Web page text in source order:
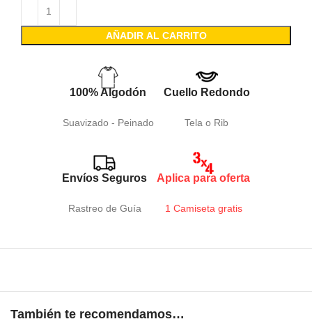
AÑADIR AL CARRITO
100% Algodón
Suavizado - Peinado
Cuello Redondo
Tela o Rib
Envíos Seguros
Rastreo de Guía
Aplica para oferta
1 Camiseta gratis
También te recomendamos…